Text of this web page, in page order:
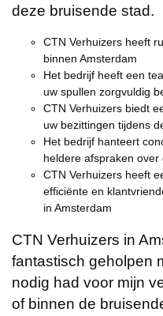
deze bruisende stad.
CTN Verhuizers heeft
binnen Amsterdam
Het bedrijf heeft een
uw spullen zorgvuldig
CTN Verhuizers biedt
uw bezittingen tijdens
Het bedrijf hanteert
heldere afspraken over
CTN Verhuizers heeft
efficiënte en
in Amsterdam
CTN Verhuizers in
fantastisch geholpen
nodig had voor mijn
of binnen de